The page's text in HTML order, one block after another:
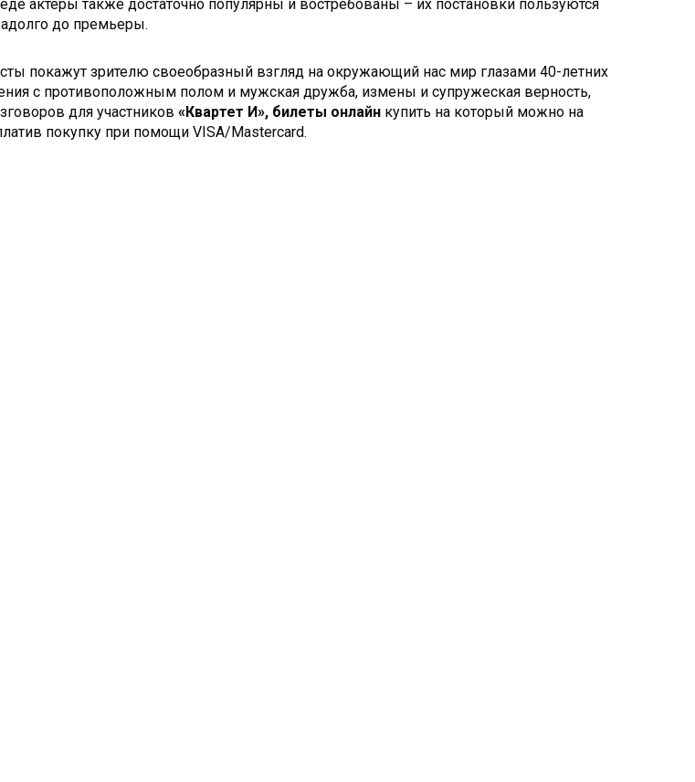
актеры также достаточно популярны и востребованы – их постановки пользуются
до премьеры.
покажут зрителю своеобразный взгляд на окружающий нас мир глазами 40-летних
с противоположным полом и мужская дружба, измены и супружеская верность,
для участников «Квартет И», билеты онлайн купить на который можно на
покупку при помощи VISA/Mastercard.